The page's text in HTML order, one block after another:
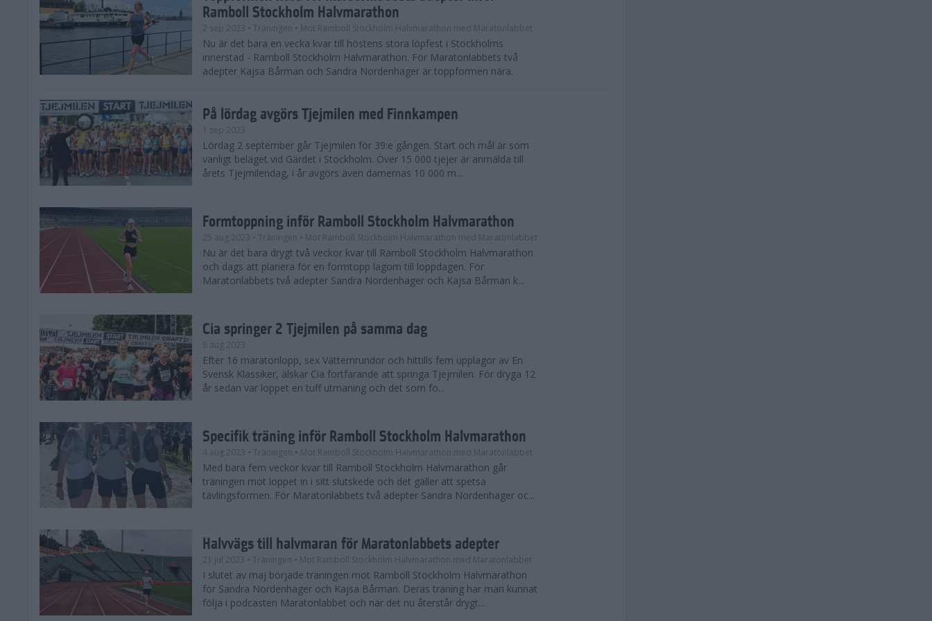
Ramboll Stockholm Halvmarathon
2 sep 2023 • Träningen • Mot Ramboll Stockholm Halvmarathon med Maratonlabbet
Nu är det bara en vecka kvar till höstens stora löpfest i Stockholms
innerstad - Ramboll Stockholm Halvmarathon. För Maratonlabbets två
adepter Kajsa Bårman och Sandra Nordenhager är toppformen nära.
På lördag avgörs Tjejmilen med Finnkampen
1 sep 2023
Lördag 2 september går Tjejmilen för 39:e gången. Start och mål är som
vanligt beläget vid Gärdet i Stockholm. Över 15 000 tjejer är anmälda till
årets Tjejmilendag, i år avgörs även damernas 10 000 m...
Formtoppning inför Ramboll Stockholm Halvmarathon
25 aug 2023 • Träningen • Mot Ramboll Stockholm Halvmarathon med Maratonlabbet
Nu är det bara drygt två veckor kvar till Ramboll Stockholm Halvmarathon
och dags att planera för en formtopp lagom till loppdagen. För
Maratonlabbets två adepter Sandra Nordenhager och Kajsa Bårman k...
Cia springer 2 Tjejmilen på samma dag
8 aug 2023
Efter 16 maratonlopp, sex Vätternrundor och hittills fem upplagor av En
Svensk Klassiker, älskar Cia fortfarande att springa Tjejmilen. För dryga 12
år sedan var loppet en tuff utmaning och det som fo...
Specifik träning inför Ramboll Stockholm Halvmarathon
4 aug 2023 • Träningen • Mot Ramboll Stockholm Halvmarathon med Maratonlabbet
Med bara fem veckor kvar till Ramboll Stockholm Halvmarathon går
träningen mot loppet in i sitt slutskede och det gäller att spetsa
tävlingsformen. För Maratonlabbets två adepter Sandra Nordenhager oc...
Halvvägs till halvmaran för Maratonlabbets adepter
21 jul 2023 • Träningen • Mot Ramboll Stockholm Halvmarathon med Maratonlabbet
I slutet av maj började träningen mot Ramboll Stockholm Halvmarathon
för Sandra Nordenhager och Kajsa Bårman. Deras träning har man kunnat
följa i podcasten Maratonlabbet och när det nu återstår drygt...